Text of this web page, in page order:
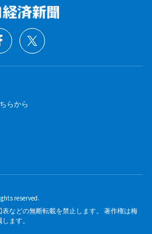
らから
reserved.
などの無断転載を禁止します。 著作権は梅
ます。